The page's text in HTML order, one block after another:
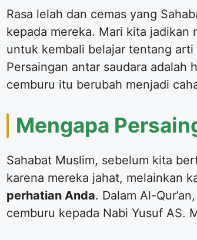
​Rasa lelah dan cemas yang
kepada mereka. Mari kita jadikan
untuk kembali belajar tentang arti
Persaingan antar saudara adalah
cemburu itu berubah menjadi
​Mengapa
​Sahabat Muslim, sebelum kita
karena mereka jahat, melainkan
perhatian Anda. Dalam Al-
cemburu kepada Nabi Yusuf AS.